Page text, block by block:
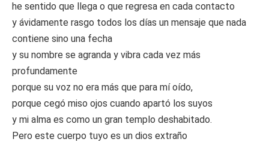
he sentido que llega o que regresa en cada contacto
y ávidamente rasgo todos los días un mensaje que nada
contiene sino una fecha
y su nombre se agranda y vibra cada vez más
profundamente
porque su voz no era más que para mí oído,
porque cegó miso ojos cuando apartó los suyos
y mi alma es como un gran templo deshabitado.
Pero este cuerpo tuyo es un dios extraño